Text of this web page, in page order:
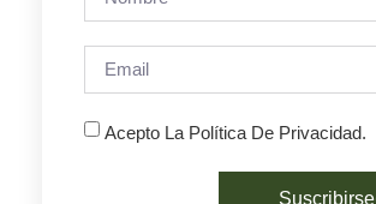
Acepto La Política De Privacidad.
Suscribirse